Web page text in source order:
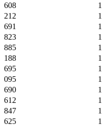
608
1
212
1
691
1
823
1
885
1
188
1
695
1
095
1
690
1
612
1
847
1
625
1